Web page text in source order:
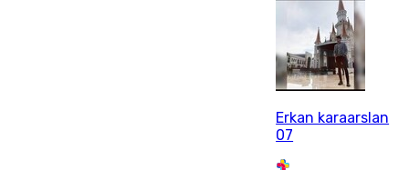
Erkan karaarslan
07